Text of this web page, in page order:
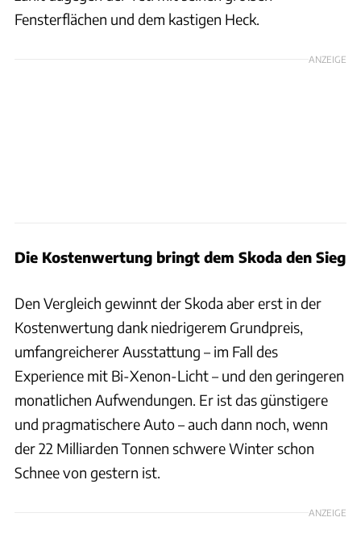
Fensterflächen und dem kastigen Heck.
ANZEIGE
Die Kostenwertung bringt dem Skoda den Sieg
Den Vergleich gewinnt der Skoda aber erst in der
Kostenwertung dank niedrigerem Grundpreis,
umfangreicherer Ausstattung – im Fall des
Experience mit Bi-Xenon-Licht – und den geringeren
monatlichen Aufwendungen. Er ist das günstigere
und pragmatischere Auto – auch dann noch, wenn
der 22 Milliarden Tonnen schwere Winter schon
Schnee von gestern ist.
ANZEIGE